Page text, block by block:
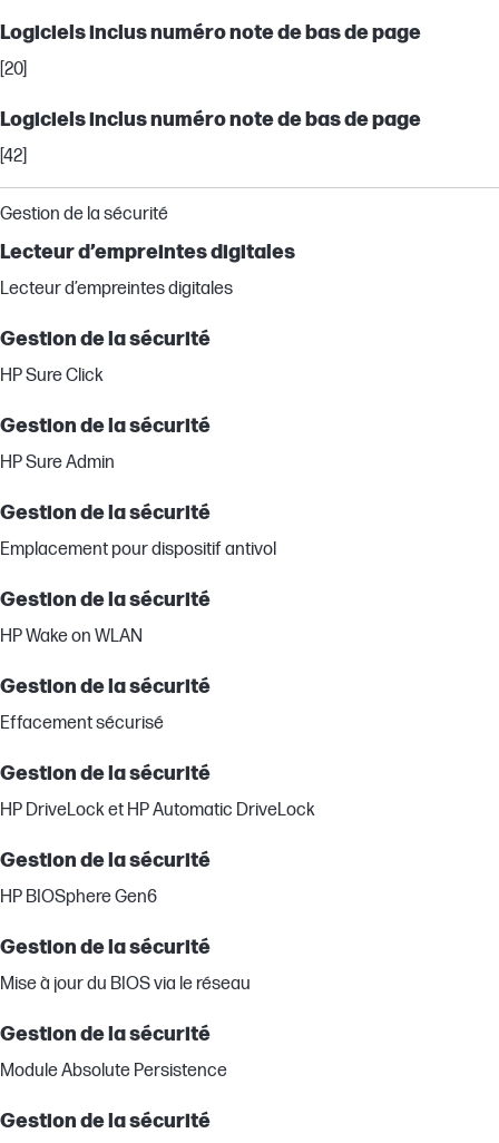
Logiciels inclus numéro note de bas de page
[20]
Logiciels inclus numéro note de bas de page
[42]
Gestion de la sécurité
Lecteur d’empreintes digitales
Lecteur d’empreintes digitales
Gestion de la sécurité
HP Sure Click
Gestion de la sécurité
HP Sure Admin
Gestion de la sécurité
Emplacement pour dispositif antivol
Gestion de la sécurité
HP Wake on WLAN
Gestion de la sécurité
Effacement sécurisé
Gestion de la sécurité
HP DriveLock et HP Automatic DriveLock
Gestion de la sécurité
HP BIOSphere Gen6
Gestion de la sécurité
Mise à jour du BIOS via le réseau
Gestion de la sécurité
Module Absolute Persistence
Gestion de la sécurité